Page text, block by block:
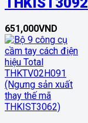
651,000VND